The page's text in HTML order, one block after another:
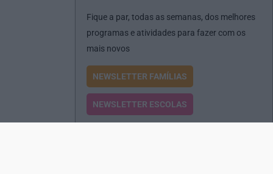
Fique a par, todas as semanas, dos melhores
programas e atividades para fazer com os
mais novos
NEWSLETTER FAMÍLIAS
NEWSLETTER ESCOLAS